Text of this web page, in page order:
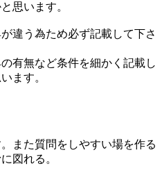
思います。
違う為ため必ず記載して下さ
有無など条件を細かく記載し
ます。
また質問をしやすい場を作る
図れる。